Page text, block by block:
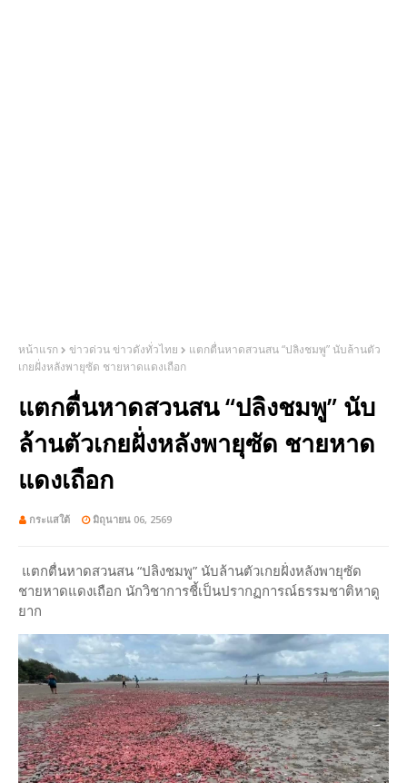
หน้าแรก ข่าวด่วน ข่าวดังทั่วไทย
แตกตื่นหาดสวนสน “ปลิงชมพู” นับล้านตัว
เกยฝั่งหลังพายุซัด ชายหาดแดงเถือก
แตกตื่นหาดสวนสน “ปลิงชมพู” นับ
ล้านตัวเกยฝั่งหลังพายุซัด ชายหาด
แดงเถือก
กระแสใต้ มิถุนายน 06, 2569
แตกตื่นหาดสวนสน “ปลิงชมพู” นับล้านตัวเกยฝั่งหลังพายุซัด
ชายหาดแดงเถือก นักวิชาการชี้เป็นปรากฏการณ์ธรรมชาติหาดู
ยาก